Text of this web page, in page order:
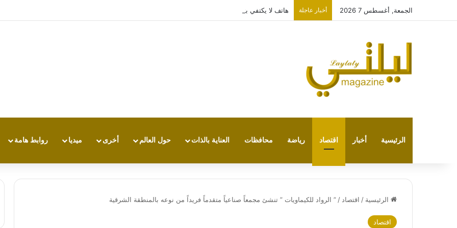
الجمعة, أغسطس 7 2026 أخبار عاجلة هاتف لا يكتفي بتشغيل نفسه: تجربة طاقة متقدمة مع HONOR X7e Plus 5G
الرئيسية أخبار اقتصاد رياضة محافظات العناية بالذات حول العالم أخرى ميديا روابط هامة
الرئيسية / اقتصاد / ” الرواد للكيماويات ” تنشئ مجمعاً صناعياً متقدماً فريداً من نوعه بالمنطقة الشرقية
اقتصاد